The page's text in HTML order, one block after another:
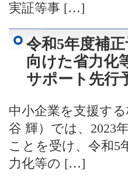
実証等事 […]
令和5年度補
向けた省力化
サポート先行
中小企業を支援す
谷 輝）では、2023
ことを受け、令和5
力化等の […]